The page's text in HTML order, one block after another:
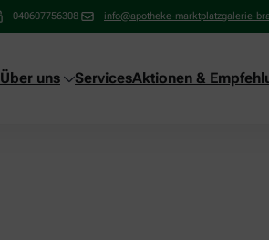
040607756308 info@apotheke-marktplatzgalerie-
Über uns ServicesAktionen &